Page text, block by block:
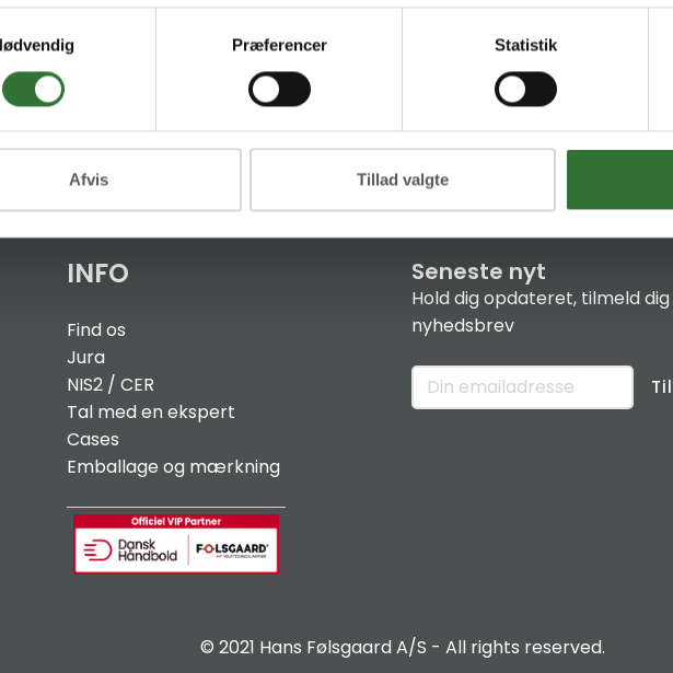
Præferencer Statistik
Afvis Tillad valgte
INFO
Find os
Jura
NIS2 / CER
Tal med en ekspert
Cases
Emballage og mærkning
Seneste nyt
Hold dig opdateret, tilmeld
nyhedsbrev
© 2021 Hans Følsgaard A/S - All rights reserved.